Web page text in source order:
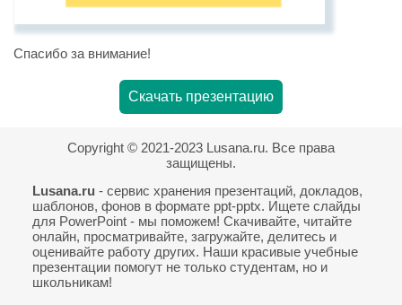
Спасибо за внимание!
Скачать презентацию
Copyright © 2021-2023 Lusana.ru. Все права
защищены.
Lusana.ru - сервис хранения презентаций, докладов,
шаблонов, фонов в формате ppt-pptx. Ищете слайды
для PowerPoint - мы поможем! Скачивайте, читайте
онлайн, просматривайте, загружайте, делитесь и
оценивайте работу других. Наши красивые учебные
презентации помогут не только студентам, но и
школьникам!